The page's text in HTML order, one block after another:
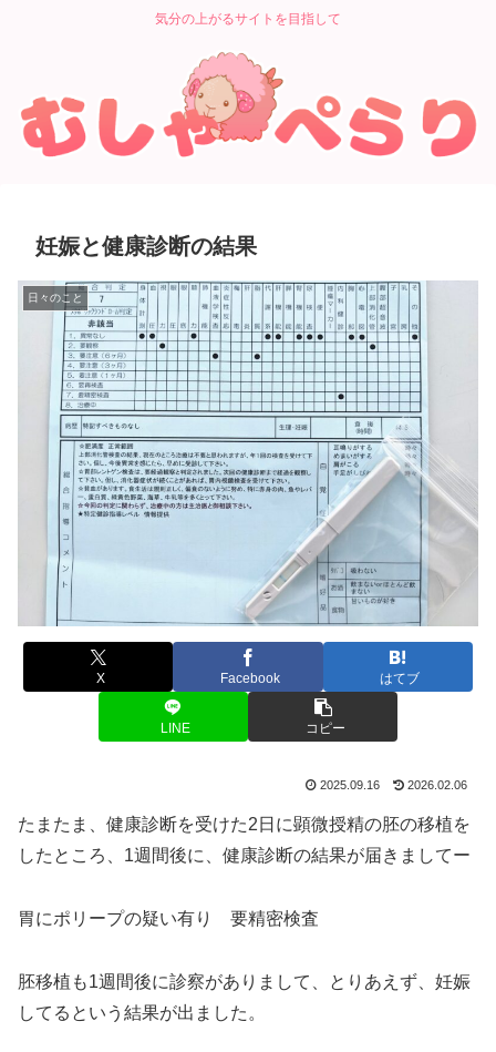
気分の上がるサイトを目指して
妊娠と健康診断の結果
日々のこと
X Facebook はてブ
LINE コピー
2025.09.16 2026.02.06
たまたま、健康診断を受けた2日に顕微授精の胚の移植を
したところ、1週間後に、健康診断の結果が届きましてー
胃にポリープの疑い有り 要精密検査
胚移植も1週間後に診察がありまして、とりあえず、妊娠
してるという結果が出ました。